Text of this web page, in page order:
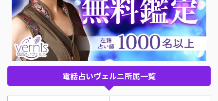
電話占いヴェルニ所属一覧